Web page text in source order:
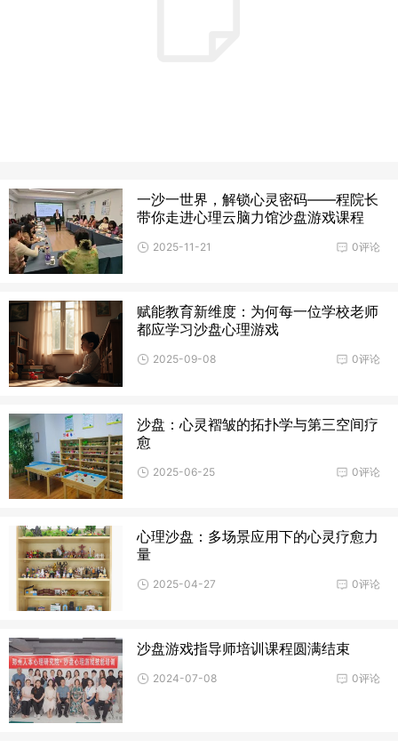
一沙一世界，解锁心灵密码——程院长
带你走进心理云脑力馆沙盘游戏课程
0评论
2025-11-21
赋能教育新维度：为何每一位学校老师
都应学习沙盘心理游戏
0评论
2025-09-08
沙盘：心灵褶皱的拓扑学与第三空间疗
愈
0评论
2025-06-25
心理沙盘：多场景应用下的心灵疗愈力
量
0评论
2025-04-27
沙盘游戏指导师培训课程圆满结束
0评论
2024-07-08